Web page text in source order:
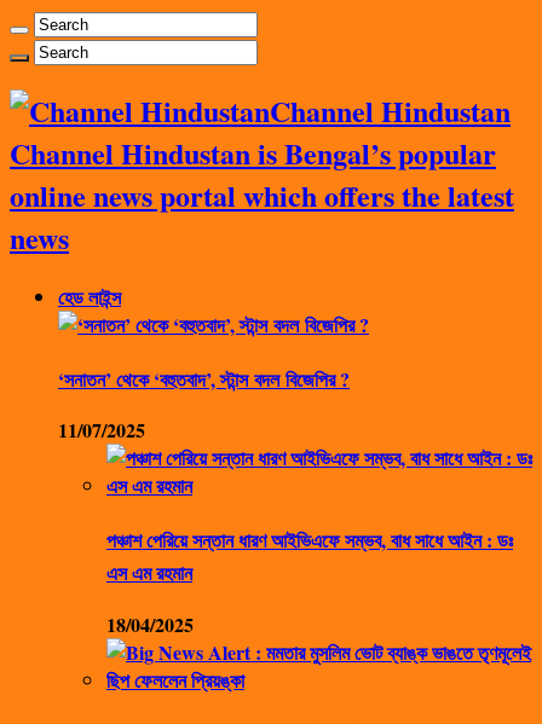
Channel Hindustan
Channel Hindustan is Bengal’s popular
online news portal which offers the latest
news
হেড লাইন্স
‘সনাতন’ থেকে ‘বহুতবাদ’, স্টান্স বদল বিজেপির ?
11/07/2025
পঞ্চাশ পেরিয়ে সন্তান ধারণ আইভিএফে সম্ভব, বাধ সাধে আইন : ডঃ
এস এম রহমান
18/04/2025